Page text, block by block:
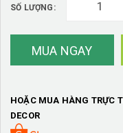
SỐ LƯỢNG:
MUA NGAY
HOẶC MUA HÀNG TRỰC
DECOR